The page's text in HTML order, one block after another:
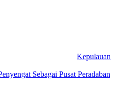
Kepulauan
Sebagai Pusat Peradaban